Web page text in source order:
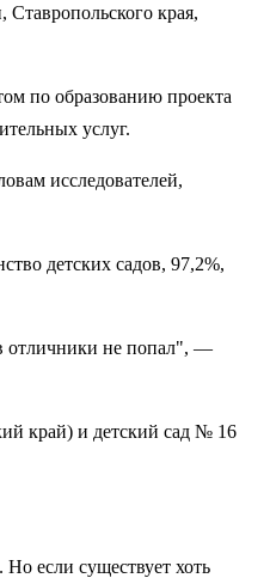
края,
по образованию проекта
услуг.
исследователей,
детских садов, 97,2%,
отличники не попал", —
край) и детский сад № 16
если существует хоть